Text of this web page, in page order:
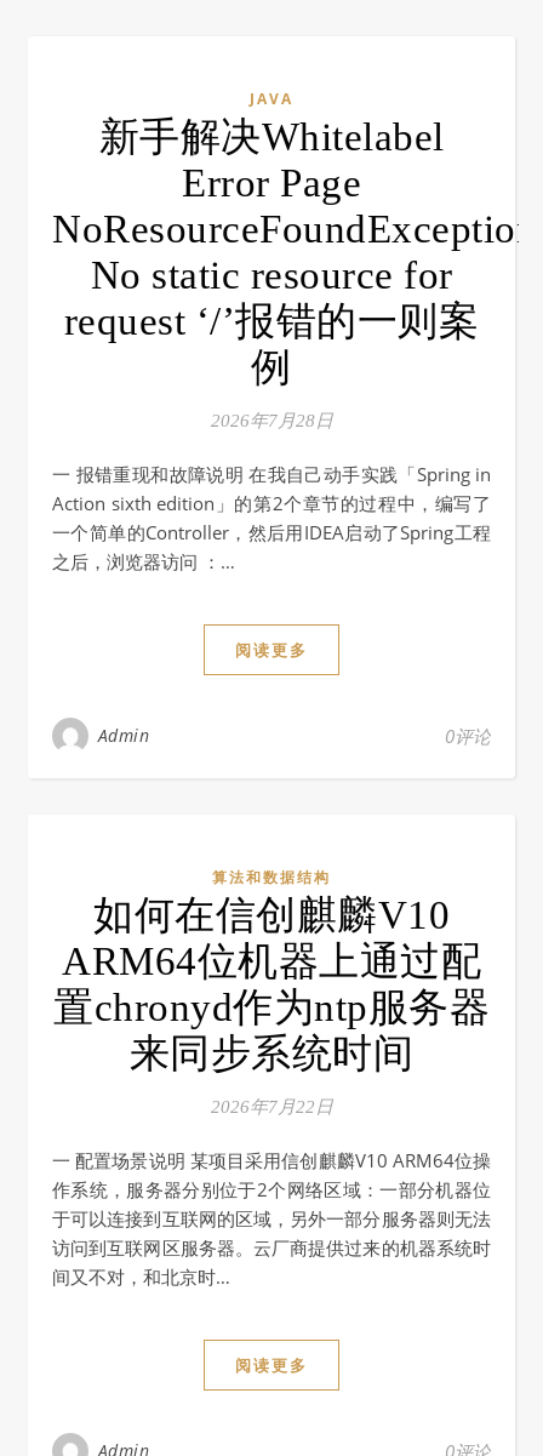
JAVA
新手解决Whitelabel
Error Page
No static resource for
request ‘/’报错的一则案
例
2026年7月28日
一 报错重现和故障说明 在我自己动手实践「Spring in
Action sixth edition」的第2个章节的过程中，编写了
一个简单的Controller，然后用IDEA启动了Spring工程
之后，浏览器访问 ：…
阅读更多
Admin 0评论
算法和数据结构
如何在信创麒麟V10
ARM64位机器上通过配
置chronyd作为ntp服务器
来同步系统时间
2026年7月22日
一 配置场景说明 某项目采用信创麒麟V10 ARM64位操
作系统，服务器分别位于2个网络区域：一部分机器位
于可以连接到互联网的区域，另外一部分服务器则无法
访问到互联网区服务器。云厂商提供过来的机器系统时
间又不对，和北京时…
阅读更多
Admin 0评论